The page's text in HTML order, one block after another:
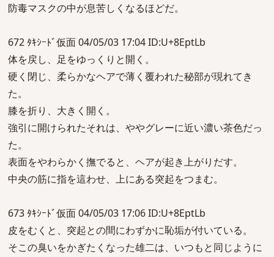
防毒マスクの中が息苦しくなるほどだ。
672 ﾀｷｼｰﾄﾞ仮面 04/05/03 17:04 ID:U+8EptLb
体を戻し、足をゆっくりと開く。
硬く閉じ、柔らかなヘアで薄く覆われた秘部が現れてき
た。
膝を折り、大きく開く。
強引に開けられたそれは、ややグレーに近い濃い茶色だっ
た。
表面をやわらかく撫でると、ヘアが起き上がりだす。
中央の筋に指を這わせ、上にある突起をつまむ。
673 ﾀｷｼｰﾄﾞ仮面 04/05/03 17:06 ID:U+8EptLb
皮をむくと、突起との間にわずかに恥垢が付いている。
そこの臭いをかぎたくなった雄二は、いつもと同じように